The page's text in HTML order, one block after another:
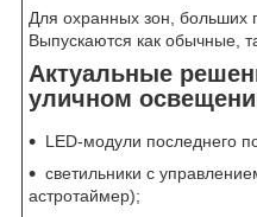
Для охранных зон, больших
Выпускаются как обычные,
Актуальные
уличном
LED-модули последнего
светильники с
астротаймер);